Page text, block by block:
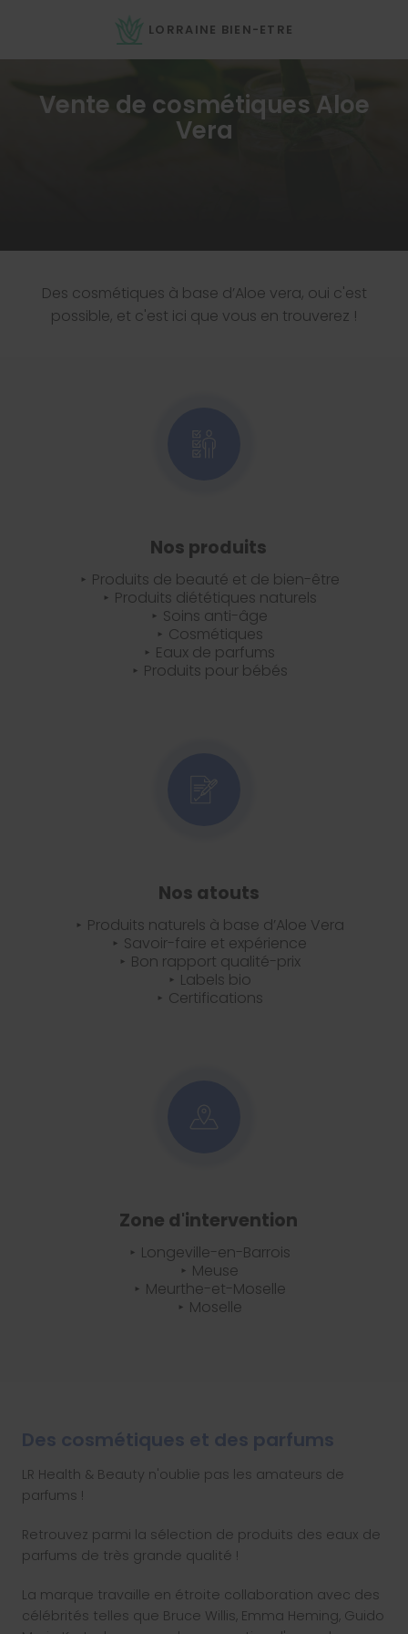
Vente de cosmétiques Aloe
Vera
Des cosmétiques à base d’Aloe vera, oui c'est
possible, et c'est ici que vous en trouverez !
Nos produits
Produits de beauté et de bien-être
Produits diététiques naturels
Soins anti-âge
Cosmétiques
Eaux de parfums
Produits pour bébés
Nos atouts
Produits naturels à base d’Aloe Vera
Savoir-faire et expérience
Bon rapport qualité-prix
Labels bio
Certifications
Zone d'intervention
Longeville-en-Barrois
Meuse
Meurthe-et-Moselle
Moselle
Des cosmétiques et des parfums
LR Health & Beauty n'oublie pas les amateurs de
parfums !
Retrouvez parmi la sélection de produits des eaux de
parfums de très grande qualité !
La marque travaille en étroite collaboration avec des
célébrités telles que Bruce Willis, Emma Heming, Guido
LORRAINE BIEN-ETRE